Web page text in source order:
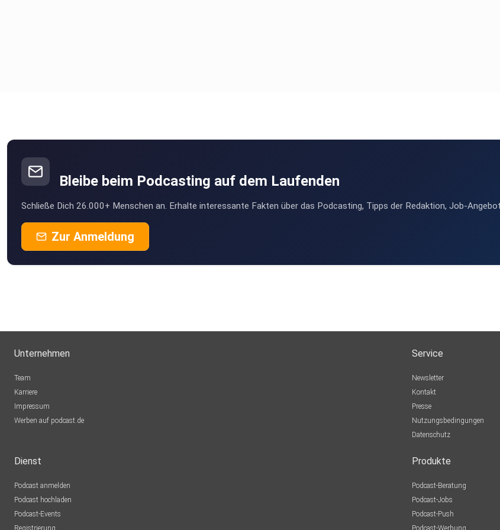
Bleibe beim Podcasting auf dem Laufenden
Schließe Dich 26.000+ Menschen an. Erhalte interessante Fakten über das Podcasting, Tipps der Redaktion, Job-
Zur Anmeldung
Unternehmen
Team
Karriere
Impressum
Werben auf podcast.de
Service
Newsletter
Kontakt
Presse
Nutzungsbedingungen
Datenschutz
Dienst
Podcast anmelden
Podcast hochladen
Podcast-Events
Registrierung
Produkte
Podcast-Beratung
Podcast-Jobs
Podcast-Push
Podcast-Werbung